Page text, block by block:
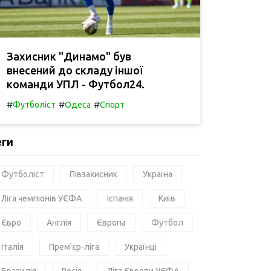
Захисник "Динамо" був
внесений до складу іншої
команди УПЛ - Футбол24.
#Футболіст #Одеса #Спорт
Футболіст Півзахисник Україна
Ліга чемпіонів УЄФА Іспанія Київ
Євро Англія Європа Футбол
Італія Прем'єр-ліга Українці